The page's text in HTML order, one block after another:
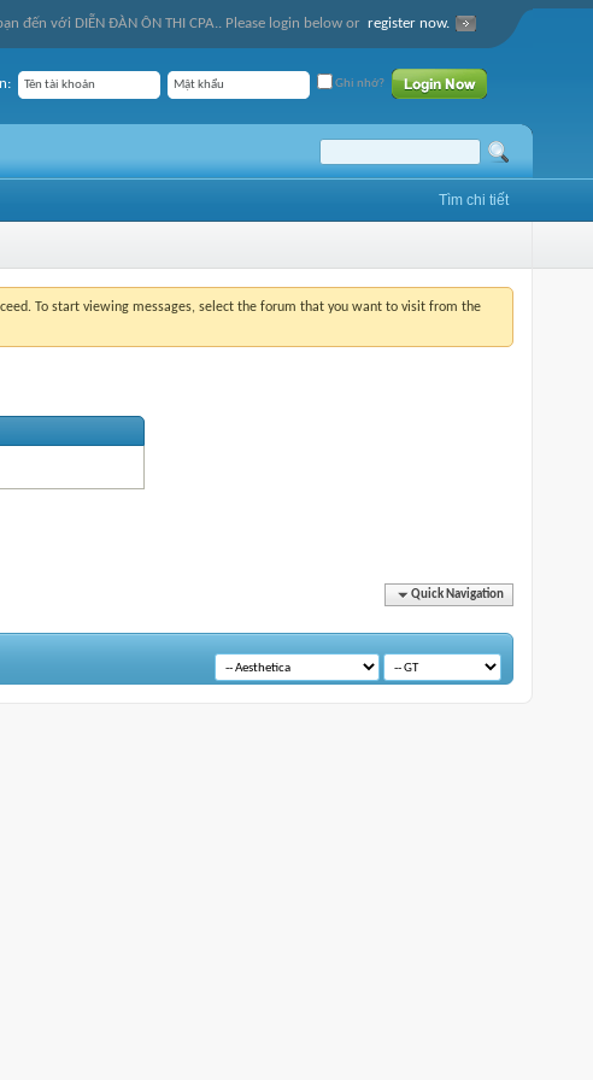
đến với DIỄN ĐÀN ÔN THI CPA.. Please login below or register now.
Ghi nhớ?
Tìm chi tiết
To start viewing messages, select the forum that you want to visit from the
Quick Navigation